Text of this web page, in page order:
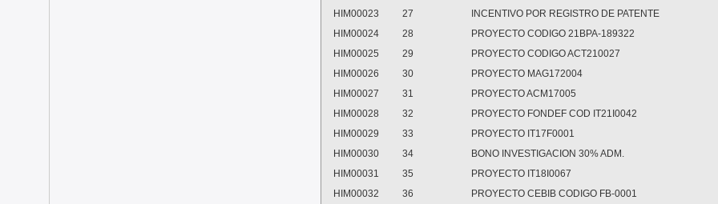
HIM00023
27
INCENTIVO POR REGISTRO DE PATENTE
HIM00024
28
PROYECTO CODIGO 21BPA-189322
HIM00025
29
PROYECTO CODIGO ACT210027
HIM00026
30
PROYECTO MAG172004
HIM00027
31
PROYECTO ACM17005
HIM00028
32
PROYECTO FONDEF COD IT21I0042
HIM00029
33
PROYECTO IT17F0001
HIM00030
34
BONO INVESTIGACION 30% ADM.
HIM00031
35
PROYECTO IT18I0067
HIM00032
36
PROYECTO CEBIB CODIGO FB-0001